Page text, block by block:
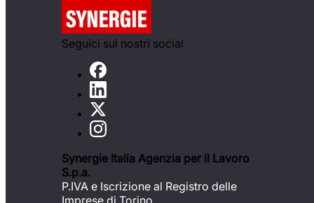
Seguici sui nostri social
Synergie Italia Agenzia per il Lavoro
S.p.a.
P.IVA e Iscrizione al Registro delle
Imprese di Torino